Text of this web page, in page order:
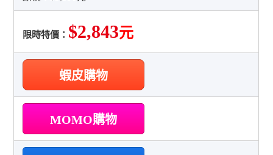
限時特價： $2,843元
蝦皮購物
MOMO購物